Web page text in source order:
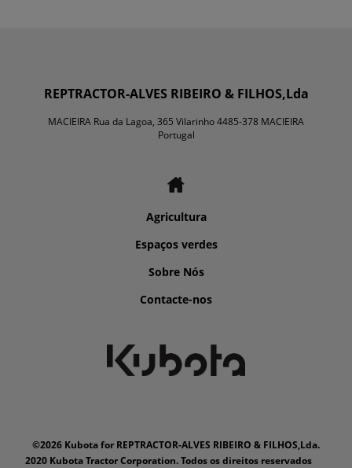
REPTRACTOR-ALVES RIBEIRO & FILHOS,Lda
MACIEIRA Rua da Lagoa, 365 Vilarinho 4485-378 MACIEIRA
Portugal
Agricultura
Espaços verdes
Sobre Nós
Contacte-nos
©2026 Kubota for REPTRACTOR-ALVES RIBEIRO & FILHOS,Lda.
2020 Kubota Tractor Corporation. Todos os direitos reservados